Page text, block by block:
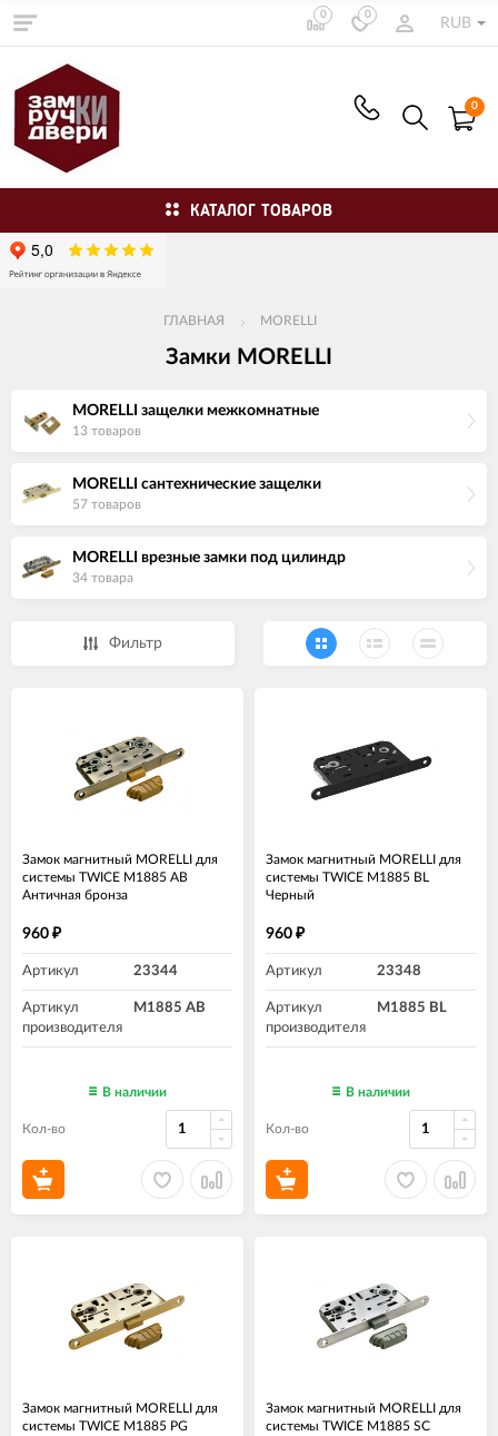
0 0
RUB
0
КАТАЛОГ ТОВАРОВ
ГЛАВНАЯ MORELLI
Замки MORELLI
MORELLI защелки межкомнатные
13 товаров
MORELLI сантехнические защелки
57 товаров
MORELLI врезные замки под цилиндр
34 товара
Фильтр
Замок магнитный MORELLI для
системы TWICE M1885 AB
Античная бронза
960 ₽
Артикул 23344
Артикул
производителя
M1885 AB
В наличии
Кол-во
Замок магнитный MORELLI для
системы TWICE M1885 BL
Черный
960 ₽
Артикул 23348
Артикул
производителя
M1885 BL
В наличии
Кол-во
Замок магнитный MORELLI для
системы TWICE M1885 PG
Замок магнитный MORELLI для
системы TWICE M1885 SC